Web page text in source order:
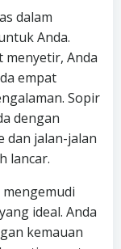
dalam
Anda.
menyetir, Anda
empat
Sopir
dengan
dan jalan-jalan
lancar.
ideal. Anda
kemauan